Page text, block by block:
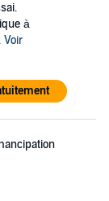
à
Voir